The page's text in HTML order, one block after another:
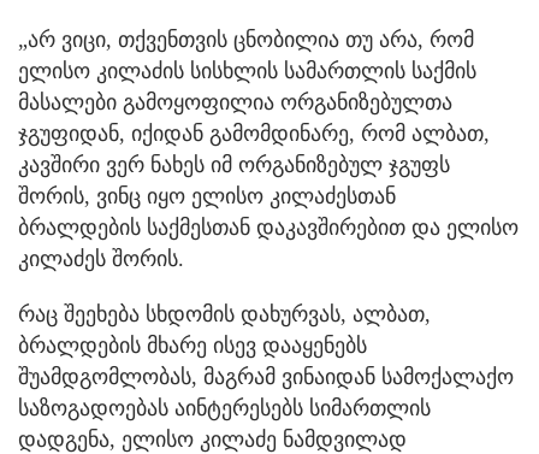
„არ ვიცი, თქვენთვის ცნობილია თუ არა, რომ
ელისო კილაძის სისხლის სამართლის საქმის
მასალები გამოყოფილია ორგანიზებულთა
ჯგუფიდან, იქიდან გამომდინარე, რომ ალბათ,
კავშირი ვერ ნახეს იმ ორგანიზებულ ჯგუფს
შორის, ვინც იყო ელისო კილაძესთან
ბრალდების საქმესთან დაკავშირებით და ელისო
კილაძეს შორის.
რაც შეეხება სხდომის დახურვას, ალბათ,
ბრალდების მხარე ისევ დააყენებს
შუამდგომლობას, მაგრამ ვინაიდან სამოქალაქო
საზოგადოებას აინტერესებს სიმართლის
დადგენა, ელისო კილაძე ნამდვილად